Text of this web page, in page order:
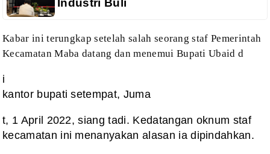
Industri Buli
Kabar ini terungkap setelah salah seorang staf Pemerintah
Kecamatan Maba datang dan menemui Bupati Ubaid d
i
kantor bupati setempat, Juma
t, 1 April 2022, siang tadi. Kedatangan oknum staf
kecamatan ini menanyakan alasan ia dipindahkan.